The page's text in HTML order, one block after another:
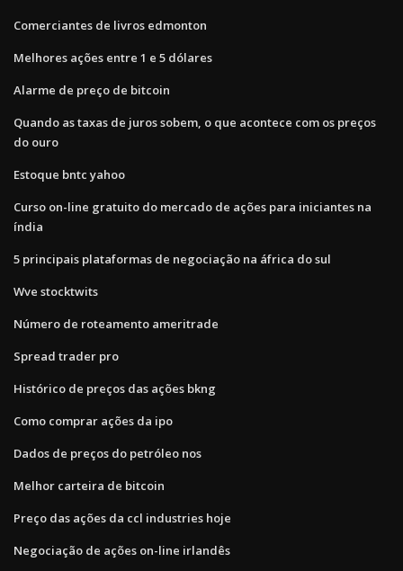
Comerciantes de livros edmonton
Melhores ações entre 1 e 5 dólares
Alarme de preço de bitcoin
Quando as taxas de juros sobem, o que acontece com os preços
do ouro
Estoque bntc yahoo
Curso on-line gratuito do mercado de ações para iniciantes na
índia
5 principais plataformas de negociação na áfrica do sul
Wve stocktwits
Número de roteamento ameritrade
Spread trader pro
Histórico de preços das ações bkng
Como comprar ações da ipo
Dados de preços do petróleo nos
Melhor carteira de bitcoin
Preço das ações da ccl industries hoje
Negociação de ações on-line irlandês